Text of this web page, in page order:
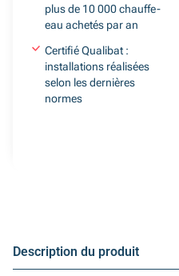
plus de 10 000 chauffe-
eau achetés par an
Certifié Qualibat :
installations réalisées
selon les dernières
normes
Description du produit